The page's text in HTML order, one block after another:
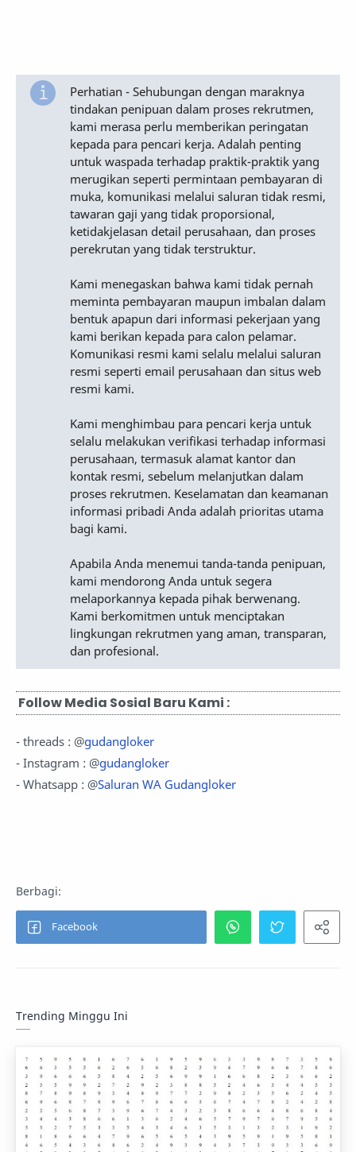
Perhatian - Sehubungan dengan maraknya
tindakan penipuan dalam proses rekrutmen,
kami merasa perlu memberikan peringatan
kepada para pencari kerja. Adalah penting
untuk waspada terhadap praktik-praktik yang
merugikan seperti permintaan pembayaran di
muka, komunikasi melalui saluran tidak resmi,
tawaran gaji yang tidak proporsional,
ketidakjelasan detail perusahaan, dan proses
perekrutan yang tidak terstruktur.
Kami menegaskan bahwa kami tidak pernah
meminta pembayaran maupun imbalan dalam
bentuk apapun dari informasi pekerjaan yang
kami berikan kepada para calon pelamar.
Komunikasi resmi kami selalu melalui saluran
resmi seperti email perusahaan dan situs web
resmi kami.
Kami menghimbau para pencari kerja untuk
selalu melakukan verifikasi terhadap informasi
perusahaan, termasuk alamat kantor dan
kontak resmi, sebelum melanjutkan dalam
proses rekrutmen. Keselamatan dan keamanan
informasi pribadi Anda adalah prioritas utama
bagi kami.
Apabila Anda menemui tanda-tanda penipuan,
kami mendorong Anda untuk segera
melaporkannya kepada pihak berwenang.
Kami berkomitmen untuk menciptakan
lingkungan rekrutmen yang aman, transparan,
dan profesional.
Follow Media Sosial Baru Kami :
- threads : @gudangloker
- Instagram : @gudangloker
- Whatsapp : @Saluran WA Gudangloker
Trending Minggu Ini